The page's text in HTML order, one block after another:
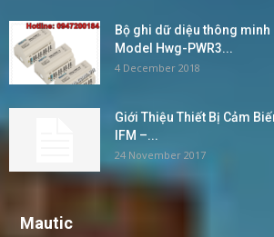
Bộ ghi dữ diệu thông
Model Hwg-PWR3...
4 December 2018
Giới Thiệu Thiết Bị Cảm
IFM –...
24 November 2017
Mautic